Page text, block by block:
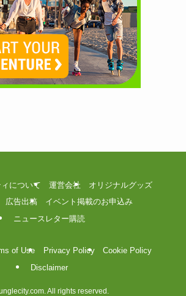
について 運営会社
オリジナルグッズ
広告出稿
イベント掲載のお申込み
ニュースレター購読
of Use Privacy Policy
Cookie Policy
Disclaimer
All rights reserved.